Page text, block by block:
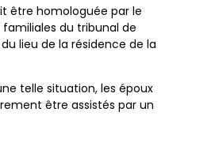
être homologuée par le
du tribunal de
lieu de la résidence de la
telle situation, les époux
être assistés par un